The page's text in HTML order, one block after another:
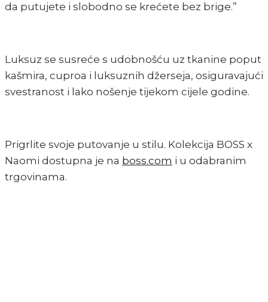
da putujete i slobodno se krećete bez brige.”
Luksuz se susreće s udobnošću uz tkanine poput
kašmira, cuproa i luksuznih džerseja, osiguravajući
svestranost i lako nošenje tijekom cijele godine.
Prigrlite svoje putovanje u stilu. Kolekcija BOSS x
Naomi dostupna je na boss.com i u odabranim
trgovinama.